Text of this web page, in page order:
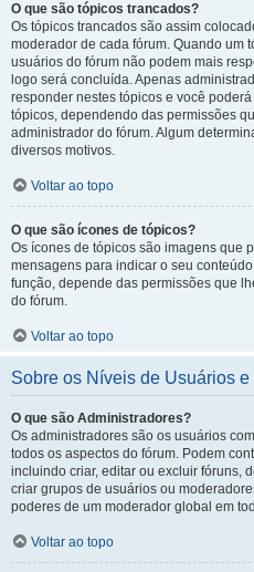
O que são tópicos trancados?
Os tópicos trancados são assim
moderador de cada fórum. Quando um
usuários do fórum não podem mais
logo será concluída. Apenas
responder nestes tópicos e você
tópicos, dependendo das permissões
administrador do fórum. Algum
diversos motivos.
Voltar ao topo
O que são ícones de tópicos?
Os ícones de tópicos são imagens que
mensagens para indicar o seu
função, depende das permissões que
do fórum.
Voltar ao topo
Sobre os Níveis de Usuários e
O que são Administradores?
Os administradores são os usuários
todos os aspectos do fórum. Podem
incluindo criar, editar ou excluir fóruns,
criar grupos de usuários ou
poderes de um moderador global em
Voltar ao topo